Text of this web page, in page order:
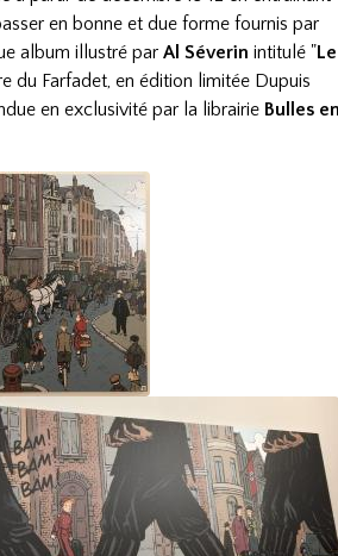
en bonne et due forme fournis par
album illustré parAl Séverin intitulé "Le
du Farfadet, en édition limitée Dupuis
en exclusivité par la librairie Bulles